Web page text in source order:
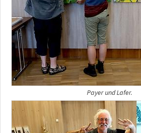
Payer und Lafer.